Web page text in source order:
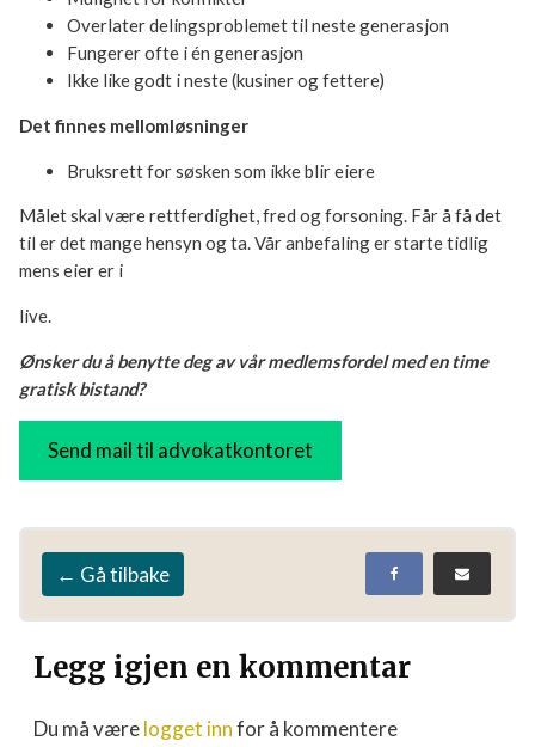
Overlater delingsproblemet til neste generasjon
Fungerer ofte i én generasjon
Ikke like godt i neste (kusiner og fettere)
Det finnes mellomløsninger
Bruksrett for søsken som ikke blir eiere
Målet skal være rettferdighet, fred og forsoning. Får å få det
til er det mange hensyn og ta. Vår anbefaling er starte tidlig
mens eier er i
live.
Ønsker du å benytte deg av vår medlemsfordel med en time
gratisk bistand?
Send mail til advokatkontoret
← Gå tilbake
Legg igjen en kommentar
Du må værelogget innfor å kommentere